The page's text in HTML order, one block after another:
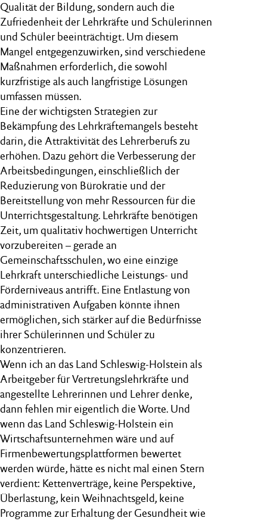
Qualität der Bildung, sondern auch die
Zufriedenheit der Lehrkräfte und Schülerinnen
und Schüler beeinträchtigt. Um diesem
Mangel entgegenzuwirken, sind verschiedene
Maßnahmen erforderlich, die sowohl
kurzfristige als auch langfristige Lösungen
umfassen müssen.
Eine der wichtigsten Strategien zur
Bekämpfung des Lehrkräftemangels besteht
darin, die Attraktivität des Lehrerberufs zu
erhöhen. Dazu gehört die Verbesserung der
Arbeitsbedingungen, einschließlich der
Reduzierung von Bürokratie und der
Bereitstellung von mehr Ressourcen für die
Unterrichtsgestaltung. Lehrkräfte benötigen
Zeit, um qualitativ hochwertigen Unterricht
vorzubereiten – gerade an
Gemeinschaftsschulen, wo eine einzige
Lehrkraft unterschiedliche Leistungs- und
Förderniveaus antrifft. Eine Entlastung von
administrativen Aufgaben könnte ihnen
ermöglichen, sich stärker auf die Bedürfnisse
ihrer Schülerinnen und Schüler zu
konzentrieren.
Wenn ich an das Land Schleswig-Holstein als
Arbeitgeber für Vertretungslehrkräfte und
angestellte Lehrerinnen und Lehrer denke,
dann fehlen mir eigentlich die Worte. Und
wenn das Land Schleswig-Holstein ein
Wirtschaftsunternehmen wäre und auf
Firmenbewertungsplattformen bewertet
werden würde, hätte es nicht mal einen Stern
verdient: Kettenverträge, keine Perspektive,
Überlastung, kein Weihnachtsgeld, keine
Programme zur Erhaltung der Gesundheit wie